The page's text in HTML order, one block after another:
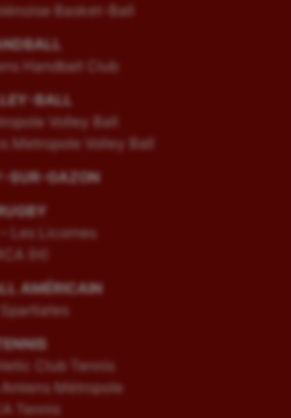
Basket-Ball
Handball Club
BALL
Volley Ball
Metropole Volley Ball
SUR-GAZON
– Les Licornes
RCA (H)
AMÉRICAIN
Spartiates
Club Tennis
Amiens Métropole
Tennis